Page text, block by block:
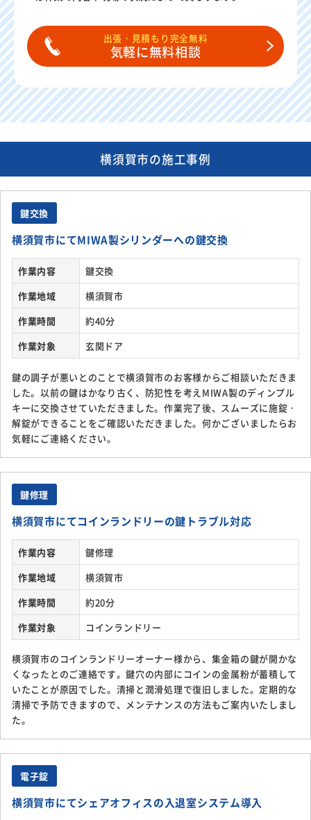
出張・見積もり完全無料
気軽に無料相談
横須賀市の施工事例
鍵交換
横須賀市にてMIWA製シリンダーへの鍵交換
作業内容
鍵交換
作業地域
横須賀市
作業時間
約40分
作業対象
玄関ドア
鍵の調子が悪いとのことで横須賀市のお客様からご相談いただきま
した。以前の鍵はかなり古く、防犯性を考えMIWA製のディンプル
キーに交換させていただきました。作業完了後、スムーズに施錠・
解錠ができることをご確認いただきました。何かございましたらお
気軽にご連絡ください。
鍵修理
横須賀市にてコインランドリーの鍵トラブル対応
作業内容
鍵修理
作業地域
横須賀市
作業時間
約20分
作業対象
コインランドリー
横須賀市のコインランドリーオーナー様から、集金箱の鍵が開かな
くなったとのご連絡です。鍵穴の内部にコインの金属粉が蓄積して
いたことが原因でした。清掃と潤滑処理で復旧しました。定期的な
清掃で予防できますので、メンテナンスの方法もご案内いたしまし
た。
電子錠
横須賀市にてシェアオフィスの入退室システム導入